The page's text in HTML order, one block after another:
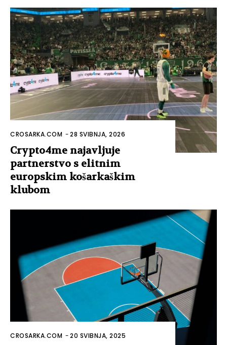
CROSARKA.COM -28 SVIBNJA, 2026
Crypto4me najavljuje
partnerstvo s elitnim
europskim košarkaškim
klubom
CROSARKA.COM -20 SVIBNJA, 2025